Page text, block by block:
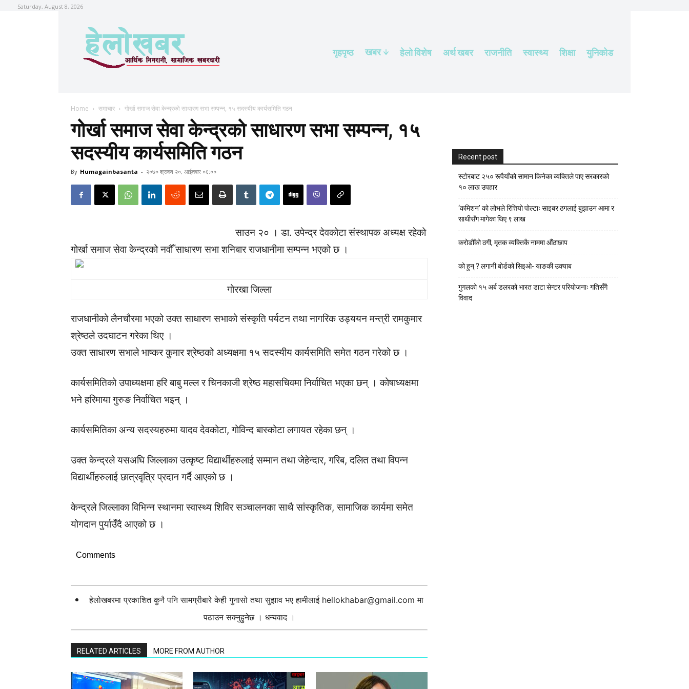
Saturday, August 8, 2026
गृहपृष्ठ खबर हेलाे विशेष अर्थ खबर राजनीति स्वास्थ्य शिक्षा युनिकोड
Home समाचार गोर्खा समाज सेवा केन्द्रको साधारण सभा सम्पन्न, १५ सदस्यीय कार्यसमिति गठन
गोर्खा समाज सेवा केन्द्रको साधारण सभा सम्पन्न, १५
सदस्यीय कार्यसमिति गठन
By Humagainbasanta - २०७० श्रावण २०, आईतवार ०६:००
साउन २० । डा. उपेन्द्र देवकोटा संस्थापक अध्यक्ष रहेको
गोर्खा समाज सेवा केन्द्रको नवौँ साधारण सभा शनिबार राजधानीमा सम्पन्न भएको छ ।
गोरखा जिल्ला
राजधानीको लैनचौरमा भएको उक्त साधारण सभाको संस्कृति पर्यटन तथा नागरिक उड्ययन मन्त्री रामकुमार
श्रेष्ठले उदघाटन गरेका थिए ।
उक्त साधारण सभाले भाष्कर कुमार श्रेष्ठको अध्यक्षमा १५ सदस्यीय कार्यसमिति समेत गठन गरेको छ ।
कार्यसमितिको उपाध्यक्षमा हरि बाबु मल्ल र चिनकाजी श्रेष्ठ महासचिवमा निर्वाचित भएका छन् । कोषाध्यक्षमा
भने हरिमाया गुरुङ निर्वाचित भइन् ।
कार्यसमितिका अन्य सदस्यहरुमा यादव देवकोटा, गोविन्द बास्कोटा लगायत रहेका छन् ।
उक्त केन्द्रले यसअघि जिल्लाका उत्कृष्ट विद्यार्थीहरुलाई सम्मान तथा जेहेन्दार, गरिब, दलित तथा विपन्न
विद्यार्थीहरुलाई छात्रवृत्रि प्रदान गर्दै आएको छ ।
केन्द्रले जिल्लाका विभिन्न स्थानमा स्वास्थ्य शिविर सञ्चालनका साथै सांस्कृतिक, सामाजिक कार्यमा समेत
योगदान पुर्याउँदै आएको छ ।
Comments
हेलोखबरमा प्रकाशित कुनै पनि सामग्रीबारे केही गुनासो तथा सुझाव भए हामीलाई hellokhabar@gmail.com मा
पठाउन सक्नुहुनेछ । धन्यवाद ।
RELATED ARTICLES MORE FROM AUTHOR
Recent post
स्टाेरबाट २५० रूपैयाँको सामान किनेका व्यक्तिले पाए सरकारको
१० लाख उपहार
‘कमिशन’ को लोभले रित्तियो पोल्टाः साइबर ठगलाई बुझाउन आमा र
साथीसँग मागेका थिए ९ लाख
करोडौँको ठगी, मृतक व्यक्तिकै नाममा औंठाछाप
को हुन् ? लगानी बोर्डको सिइओ- याङकी उक्याब
गुगलको १५ अर्ब डलरको भारत डाटा सेन्टर परियोजनाः गतिसँगै
विवाद